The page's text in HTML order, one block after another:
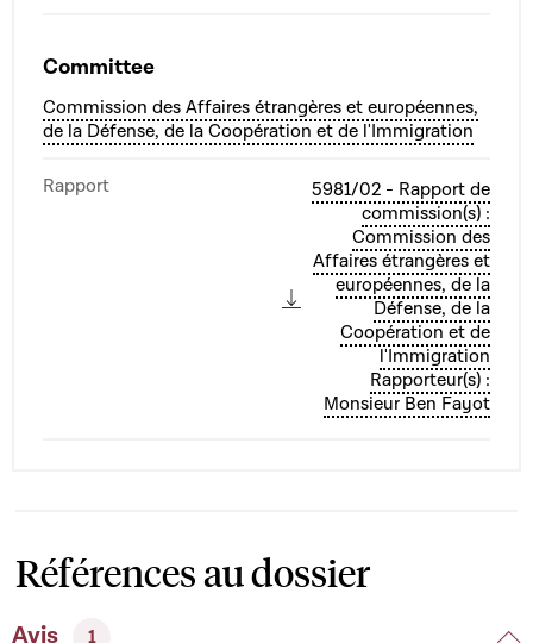
Committee
Commission des Affaires étrangères et européennes,
de la Défense, de la Coopération et de l'Immigration
Rapport
5981/02 - Rapport de
commission(s) :
Commission des
Affaires étrangères et
européennes, de la
Défense, de la
Coopération et de
l'Immigration
Rapporteur(s) :
Monsieur Ben Fayot
Références au dossier
Avis 1